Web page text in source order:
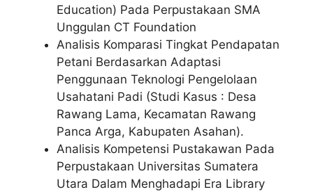
Education) Pada Perpustakaan SMA
Unggulan CT Foundation
Analisis Komparasi Tingkat Pendapatan
Petani Berdasarkan Adaptasi
Penggunaan Teknologi Pengelolaan
Usahatani Padi (Studi Kasus : Desa
Rawang Lama, Kecamatan Rawang
Panca Arga, Kabupaten Asahan).
Analisis Kompetensi Pustakawan Pada
Perpustakaan Universitas Sumatera
Utara Dalam Menghadapi Era Library